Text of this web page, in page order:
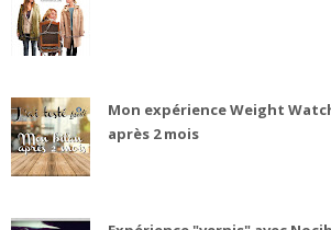
Mon expérience Weight
après 2 mois